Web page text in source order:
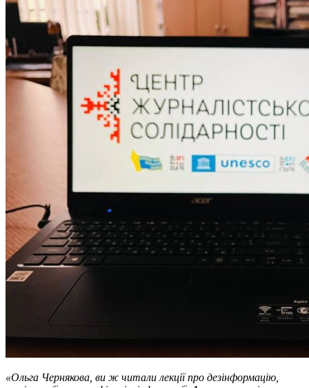
«Ольга Чернякова, ви ж читали лекції про дезінформацію,